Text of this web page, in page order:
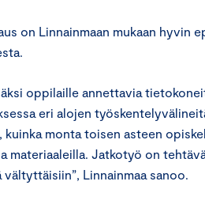
on Linnainmaan mukaan hyvin
oppilaille annettavia
eri alojen
monta toisen asteen
materiaaleilla. Jatkotyö on
Linnainmaa sanoo.